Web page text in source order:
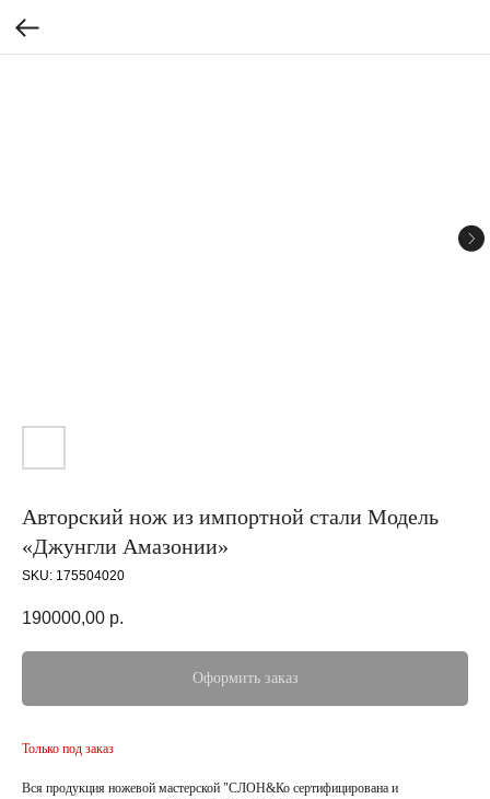
Авторский нож из импортной стали Модель
«Джунгли Амазонии»
SKU: 175504020
190000,00 р.
Оформить заказ
Только под заказ
Вся продукция ножевой мастерской "СЛОН&Ко сертифицирована и